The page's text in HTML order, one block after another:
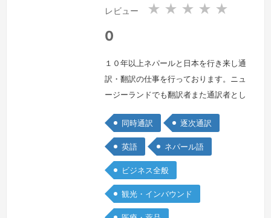
レビュー ★ ★ ★ ★ ★
0
１０年以上ネパールと日本を行き来し通
訳・翻訳の仕事を行っております。ニュ
ージーランドでも翻訳者また通訳者とし
法律、不動産、契約書、証明書、医療で
すが、多分野においても通訳・翻訳を行
っております。宅地建物取引士、不動産
コンサルティングママスターの資格およ
び医療通訳研修修了証書を取得してお
り、法律と医療の知識も多少ございま
同時通訳 逐次通訳
英語 ネパール語
ビジネス全般
観光・インバウンド